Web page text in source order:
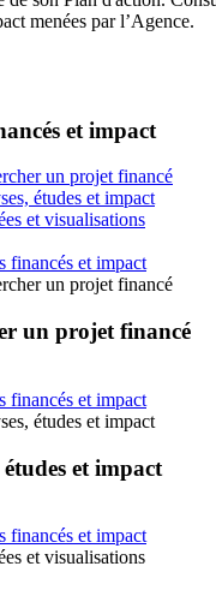
menées par l’Agence.
et impact
un projet financé
études et impact
et visualisations
financés et impact
un projet financé
un projet financé
financés et impact
études et impact
et impact
financés et impact
et visualisations